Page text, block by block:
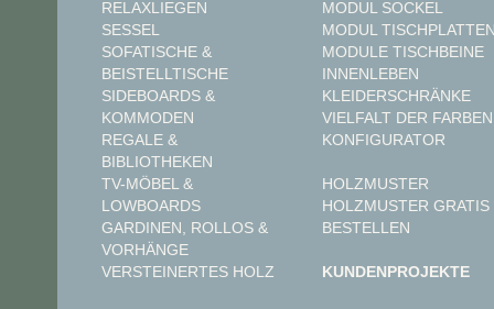
RELAXLIEGEN
SESSEL
SOFATISCHE &
BEISTELLTISCHE
SIDEBOARDS &
KOMMODEN
REGALE &
BIBLIOTHEKEN
TV-MÖBEL &
LOWBOARDS
GARDINEN, ROLLOS &
VORHÄNGE
VERSTEINERTES HOLZ
MODUL SOCKEL
MODUL
MODULE TISCHBEINE
INNENLEBEN
KLEIDERSCHRÄNKE
VIELFALT DER FARBEN
KONFIGURATOR
HOLZMUSTER
HOLZMUSTER GRATIS
BESTELLEN
KUNDENPROJEKTE